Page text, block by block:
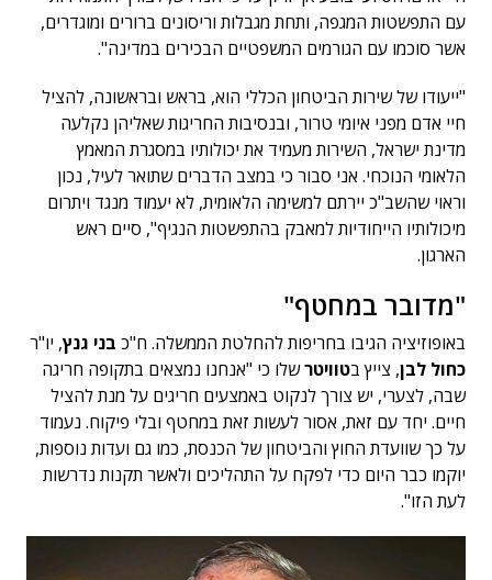
עם התפשטות המגפה, ותחת מגבלות וריסונים ברורים ומוגדרים,
אשר סוכמו עם הגורמים המשפטיים הבכירים במדינה".
"ייעודו של שירות הביטחון הכללי הוא, בראש ובראשונה, להציל
חיי אדם מפני איומי טרור, ובנסיבות החריגות שאליהן נקלעה
מדינת ישראל, השירות מעמיד את יכולותיו במסגרת המאמץ
הלאומי הנוכחי. אני סבור כי במצב הדברים שתואר לעיל, נכון
וראוי שהשב"כ יירתם למשימה הלאומית, לא יעמוד מנגד ויתרום
מיכולותיו הייחודיות למאבק בהתפשטות הנגיף", סיים ראש
הארגון.
"מדובר במחטף"
באופוזיציה הגיבו בחריפות להחלטת הממשלה. ח"כ בני גנץ, יו"ר
כחול לבן, צייץ בטוויטרשלו כי "אנחנו נמצאים בתקופה חריגה
שבה, לצערי, יש צורך לנקוט באמצעים חריגים על מנת להציל
חיים. יחד עם זאת, אסור לעשות זאת במחטף ובלי פיקוח. נעמוד
על כך שוועדת החוץ והביטחון של הכנסת, כמו גם ועדות נוספות,
יוקמו כבר היום כדי לפקח על התהליכים ולאשר תקנות נדרשות
לעת הזו".